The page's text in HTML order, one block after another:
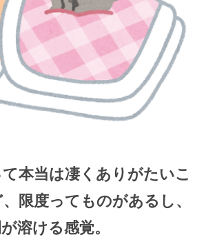
本当は凄くありがたいこ
限度ってものがあるし、
溶ける感覚。